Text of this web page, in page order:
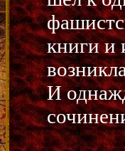
книги и
И